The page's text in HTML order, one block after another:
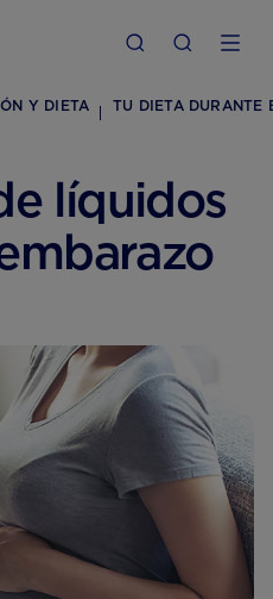
Y DIETA TU DIETA DURANTE
líquidos